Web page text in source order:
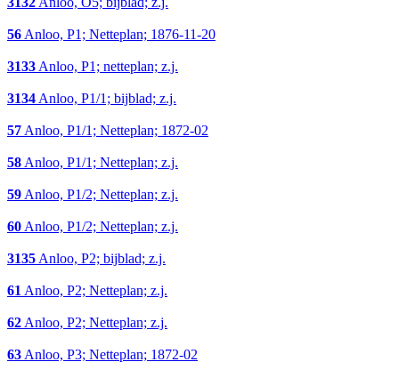
56Anloo, P1; Netteplan; 1876-11-20
3133Anloo, P1; netteplan; z.j.
3134Anloo, P1/1; bijblad; z.j.
57Anloo, P1/1; Netteplan; 1872-02
58Anloo, P1/1; Netteplan; z.j.
59Anloo, P1/2; Netteplan; z.j.
60Anloo, P1/2; Netteplan; z.j.
3135Anloo, P2; bijblad; z.j.
61Anloo, P2; Netteplan; z.j.
62Anloo, P2; Netteplan; z.j.
63Anloo, P3; Netteplan; 1872-02